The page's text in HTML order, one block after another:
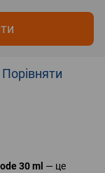
Порівняти
30 ml — це